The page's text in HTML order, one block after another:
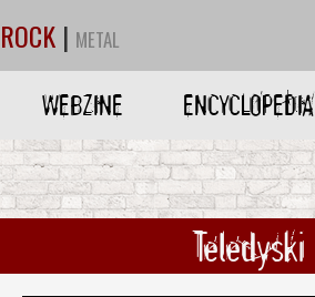
ROCK | METAL
WEBZINE ENCYCLOPEDIA
Teledyski